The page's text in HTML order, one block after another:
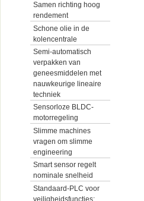
Samen richting hoog
rendement
Schone olie in de
kolencentrale
Semi-automatisch
verpakken van
geneesmiddelen met
nauwkeurige lineaire
techniek
Sensorloze BLDC-
motorregeling
Slimme machines
vragen om slimme
engineering
Smart sensor regelt
nominale snelheid
Standaard-PLC voor
veiligheidsfuncties: